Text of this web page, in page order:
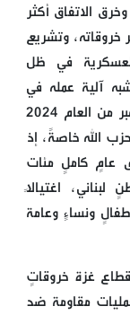
الاتفاق أكثر
خروقاته، وتشريع
في ظل
آلية عمله في
جنوب لبنان، إذ لم توقف هدنة يوم 27 نوفمبر من العام 2024
الله خاصةً، إذ
عامٍ كاملٍ مئات
ما يقارب من 400 مواطنٍ لبناني، اغتيالاً
ونساءٍ وعامة
غزة خروقاتٍ
مقاومة ضد